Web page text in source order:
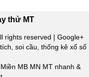
thử MT
rights reserved | Google+
soi cầu, thống kê xổ số
MB MN MT nhanh &